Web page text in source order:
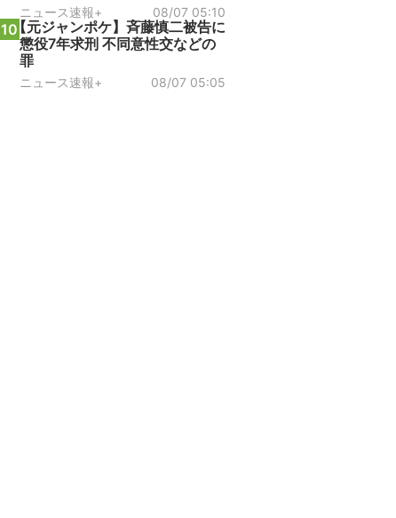
ニュース速報+ 08/07 05:10
10【元ジャンポケ】斉藤慎二被告に
懲役7年求刑 不同意性交などの
罪
ニュース速報+ 08/07 05:05